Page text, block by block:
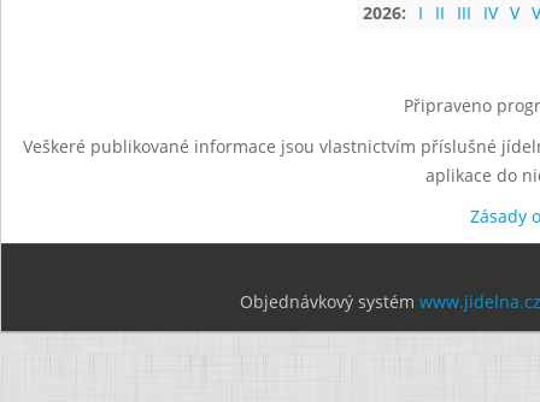
2026:
I II III IV V
Připraveno
Veškeré publikované informace jsou vlastnictvím příslušné
aplikace do
Zásady
Objednávkový systém www.jidelna.cz